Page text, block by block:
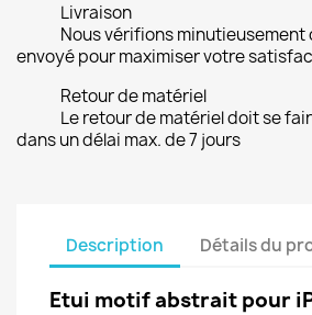
Livraison
Nous vérifions
envoyé pour maximiser votre
Retour de matériel
Le retour de matériel doit se
dans un délai max. de 7 jours
Description Détails du
Etui motif abstrait pour